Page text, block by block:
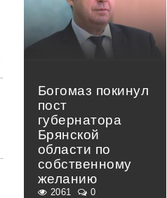
Богомаз покинул
пост
губернатора
Брянской
области по
собственному
желанию
2061 0